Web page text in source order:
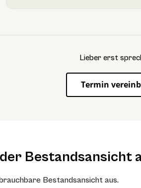
Lieber erst
Termin
Bestandsansicht
Bestandsansicht aus.